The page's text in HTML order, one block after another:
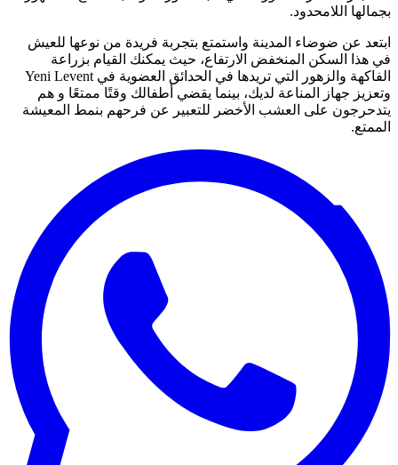
بجمالها اللامحدود.
ابتعد عن ضوضاء المدينة واستمتع بتجربة فريدة من نوعها للعيش
في هذا السكن المنخفض الارتفاع، حيث يمكنك القيام بزراعة
الفاكهة والزهور التي تريدها في الحدائق العضوية في Yeni Levent
وتعزيز جهاز المناعة لديك، بينما يقضي أطفالك وقتًا ممتعًا و هم
يتدحرجون على العشب الأخضر للتعبير عن فرحهم بنمط المعيشة
الممتع.